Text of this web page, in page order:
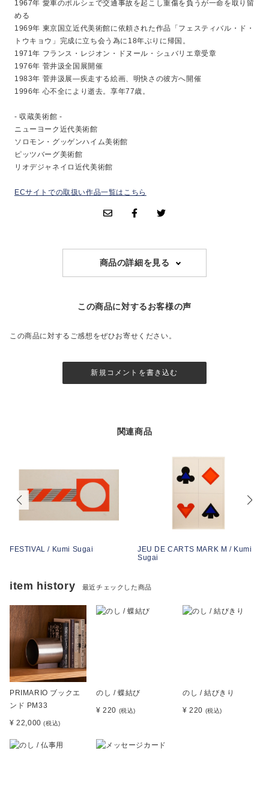
1967年 愛車のポルシェで交通事故を起こし重傷を負うが一命を取り留
める
1969年 東京国立近代美術館に依頼された作品「フェスティバル・ド・
トウキョウ」完成に立ち会う為に18年ぶりに帰国。
1971年 フランス・レジオン・ドヌール・シュバリエ章受章
1976年 菅井汲全国展開催
1983年 菅井汲展―疾走する絵画、明快さの彼方へ開催
1996年 心不全により逝去。享年77歳。
- 収蔵美術館 -
ニューヨーク近代美術館
ソロモン・グッゲンハイム美術館
ピッツバーグ美術館
リオデジャネイロ近代美術館
ECサイトでの取扱い作品一覧はこちら
商品の詳細を見る
この商品に対するお客様の声
この商品に対するご感想をぜひお寄せください。
新規コメントを書き込む
関連商品
FESTIVAL / Kumi Sugai
JEU DE CARTS MARK M / Kumi
Sugai
item history 最近チェックした商品
PRIMARIO ブックエ
ンド PM33
¥ 22,000(税込)
のし / 蝶結び
¥ 220 (税込)
のし / 結びきり
¥ 220 (税込)